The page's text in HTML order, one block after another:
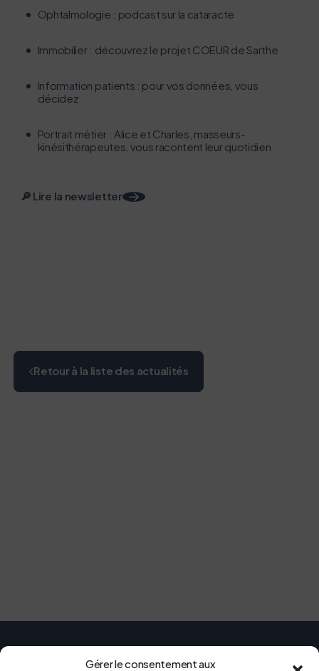
Gérer le consentement aux
les besoins énergétiques nécessaires à votre
le parcourir dans son Mode Eco. Celui-ci sollicitera
acteur majeur de l’écoconception.
Merci pour votre contribution !
Activer le mode éco Annuler
Ophtalmologie : podcast sur la cataracte
Immobilier : découvrez le projet COEUR de Sarthe
Information patients : pour vos données, vous
décidez ​​​
Portrait métier : Alice et Charles, masseurs-
kinésithérapeutes, vous racontent leur quotidien
🔎 Lire la newsletter
Retour à la liste des actualités